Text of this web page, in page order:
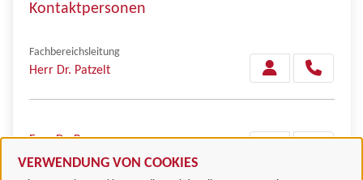
VERWENDUNG VON COOKIES
Kontaktpersonen
Fachbereichsleitung
Herr Dr. Patzelt
Frau Dr. Beyes